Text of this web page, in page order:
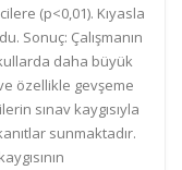
(p<0,01). Kıyasla
Sonuç: Çalışmanın
daha büyük
özellikle gevşeme
sınav kaygısıyla
sunmaktadır.